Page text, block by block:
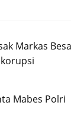
Markas
Mabes Polri